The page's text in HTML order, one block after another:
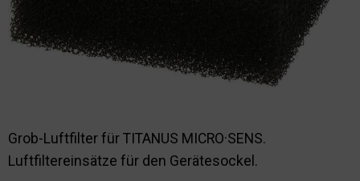
Nachhaltigkeit
Grob-Luftfilter für TITANUS MICRO·SENS.
Luftfiltereinsätze für den Gerätesockel.